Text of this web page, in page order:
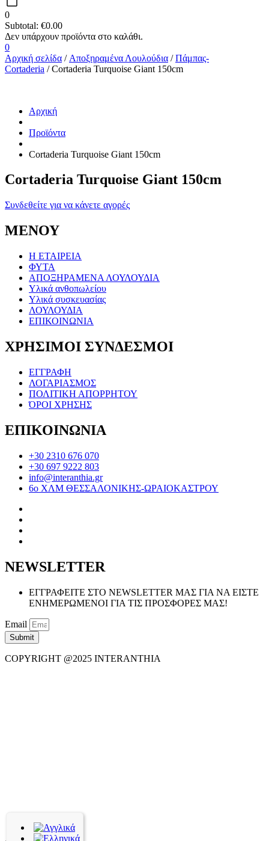
0
Subtotal: €0.00
0
Αρχική σελίδα / Αποξηραμένα Λουλούδια /Πάμπας-
Cortaderia / Cortaderia Turquoise Giant 150cm
Αρχική
Προϊόντα
Cortaderia Turquoise Giant 150cm
Cortaderia Turquoise Giant 150cm
Συνδεθείτε για να κάνετε αγορές
ΜΕΝΟΥ
Η ΕΤΑΙΡΕΙΑ
ΦΥΤΑ
ΑΠΟΞΗΡΑΜΕΝΑ ΛΟΥΛΟΥΔΙΑ
Υλικά ανθοπωλείου
Υλικά συσκευασίας
ΛΟΥΛΟΥΔΙΑ
ΕΠΙΚΟΙΝΩΝΙΑ
ΧΡΗΣΙΜΟΙ ΣΥΝΔΕΣΜΟΙ
ΕΓΓΡΑΦΗ
ΛΟΓΑΡΙΑΣΜΟΣ
ΠΟΛΙΤΙΚΗ ΑΠΟΡΡΗΤΟΥ
ΌΡΟΙ ΧΡΗΣΗΣ
ΕΠΙΚΟΙΝΩΝΙΑ
+30 2310 676 070
+30 697 9222 803
info@interanthia.gr
6ο ΧΛΜ ΘΕΣΣΑΛΟΝΙΚΗΣ-ΩΡΑΙΟΚΑΣΤΡΟΥ
NEWSLETTER
ΕΓΓΡΑΦΕΙΤΕ ΣΤΟ NEWSLETTER ΜΑΣ ΓΙΑ ΝΑ ΕΙΣΤΕ
ΕΝΗΜΕΡΩΜΕΝΟΙ ΓΙΑ ΤΙΣ ΠΡΟΣΦΟΡΕΣ ΜΑΣ!
Email
Submit
COPYRIGHT @2025 INTERANTHIA